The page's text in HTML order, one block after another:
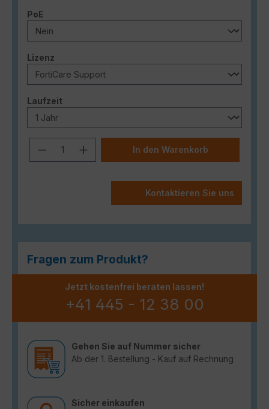
PoE
Lizenz
Laufzeitauswählen
Produkt Anzahl: Gib den
In den Warenkorb
Kontaktieren Sie uns
Fragen zum Produkt?
Jetzt kostenfrei beraten lassen!
+41 445 - 12 38 00
Gehen Sie auf Nummer sicher
Ab der 1. Bestellung - Kauf auf Rechnung
Sicher einkaufen